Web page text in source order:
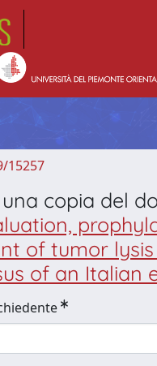
15257
una copia del
of tumor
of an Italian